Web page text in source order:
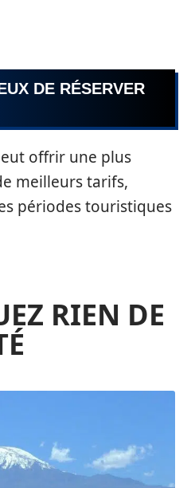
DE RÉSERVER
offrir une plus
meilleurs tarifs,
périodes touristiques
RIEN DE